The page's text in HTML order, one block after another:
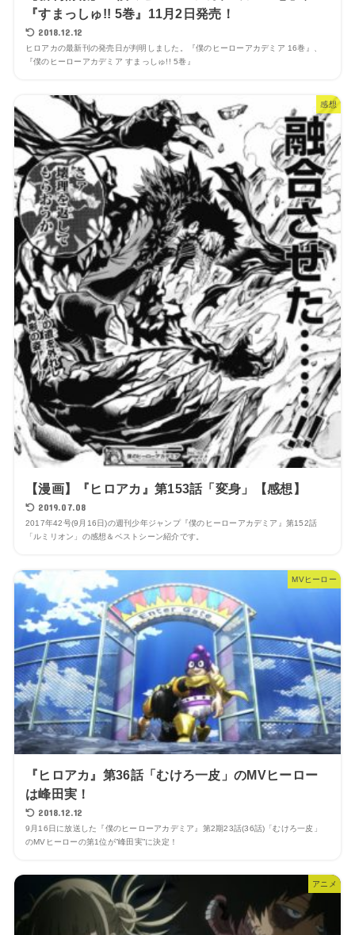
『すまっしゅ!! 5巻』11月2日発売！
2018.12.12
ヒロアカの最新刊の発売日が判明しました。『僕のヒーローアカデミア 16巻』、
『僕のヒーローアカデミア すまっしゅ!! 5巻』
感想
【漫画】『ヒロアカ』第153話「変身」【感想】
2019.07.08
2017年42号(9月16日)の週刊少年ジャンプ『僕のヒーローアカデミア』第152話
「ルミリオン」の感想＆ベストシーン紹介です。
MVヒーロー
『ヒロアカ』第36話「むけろ一皮」のMVヒーロー
は峰田実！
2018.12.12
9月16日に放送した『僕のヒーローアカデミア』第2期23話(36話)「むけろ一皮」
のMVヒーローの第1位が”峰田実”に決定！
アニメ